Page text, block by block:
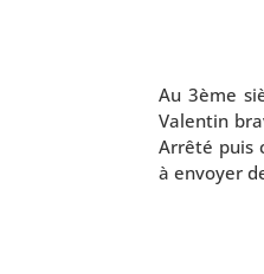
Au 3ème
Valentin
Arrêté puis
à envoyer